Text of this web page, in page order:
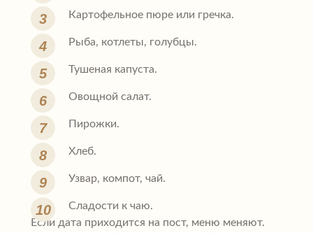
Картофельное пюре или гречка.
Рыба, котлеты, голубцы.
Тушеная капуста.
Овощной салат.
Пирожки.
Хлеб.
Узвар, компот, чай.
Сладости к чаю.
Если дата приходится на пост, меню меняют.